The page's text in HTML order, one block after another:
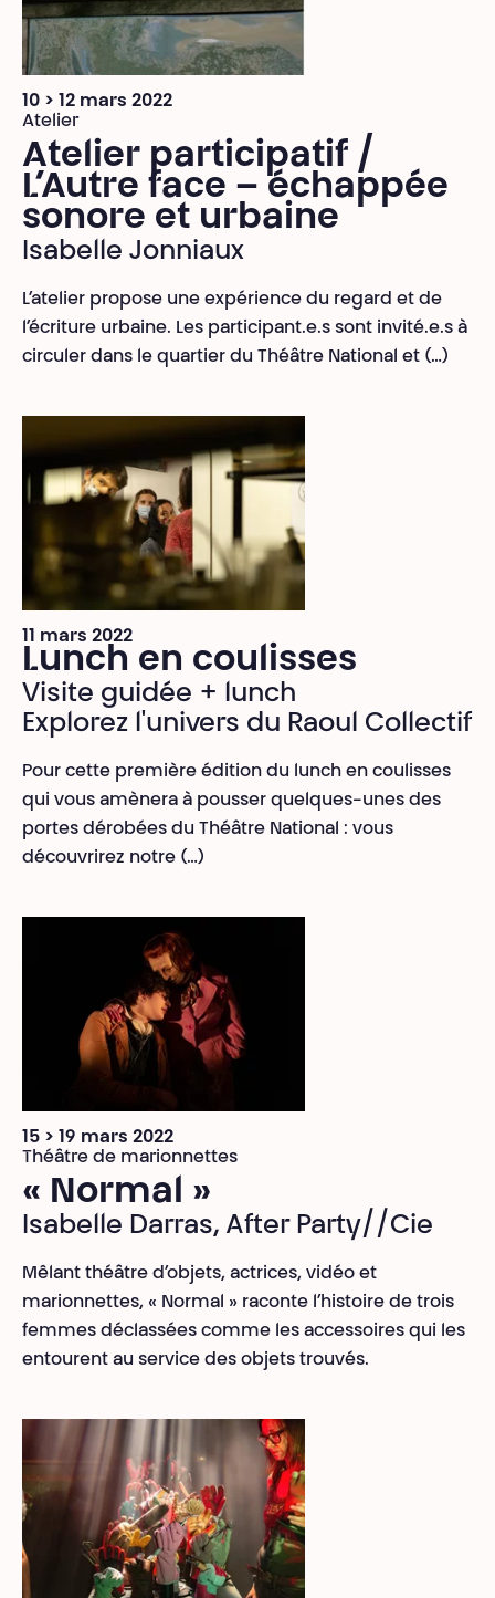
10 > 12 mars 2022
Atelier
Atelier participatif /
L’Autre face – échappée
sonore et urbaine
Isabelle Jonniaux
L’atelier propose une expérience du regard et de
l’écriture urbaine. Les participant.e.s sont invité.e.s à
circuler dans le quartier du Théâtre National et (…)
11 mars 2022
Lunch en coulisses
Visite guidée + lunch
Explorez l'univers du Raoul Collectif
Pour cette première édition du lunch en coulisses
qui vous amènera à pousser quelques-unes des
portes dérobées du Théâtre National : vous
découvrirez notre (…)
15 > 19 mars 2022
Théâtre de marionnettes
« Normal »
Isabelle Darras, After Party//Cie
Mêlant théâtre d’objets, actrices, vidéo et
marionnettes, « Normal » raconte l’histoire de trois
femmes déclassées comme les accessoires qui les
entourent au service des objets trouvés.